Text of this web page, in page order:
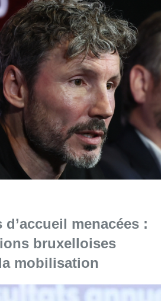
d’accueil menacées :
bruxelloises
mobilisation